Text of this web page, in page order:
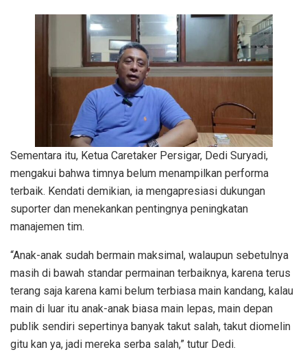
Sementara itu, Ketua Caretaker Persigar, Dedi Suryadi,
mengakui bahwa timnya belum menampilkan performa
terbaik. Kendati demikian, ia mengapresiasi dukungan
suporter dan menekankan pentingnya peningkatan
manajemen tim.
“Anak-anak sudah bermain maksimal, walaupun sebetulnya
masih di bawah standar permainan terbaiknya, karena terus
terang saja karena kami belum terbiasa main kandang, kalau
main di luar itu anak-anak biasa main lepas, main depan
publik sendiri sepertinya banyak takut salah, takut diomelin
gitu kan ya, jadi mereka serba salah,” tutur Dedi.